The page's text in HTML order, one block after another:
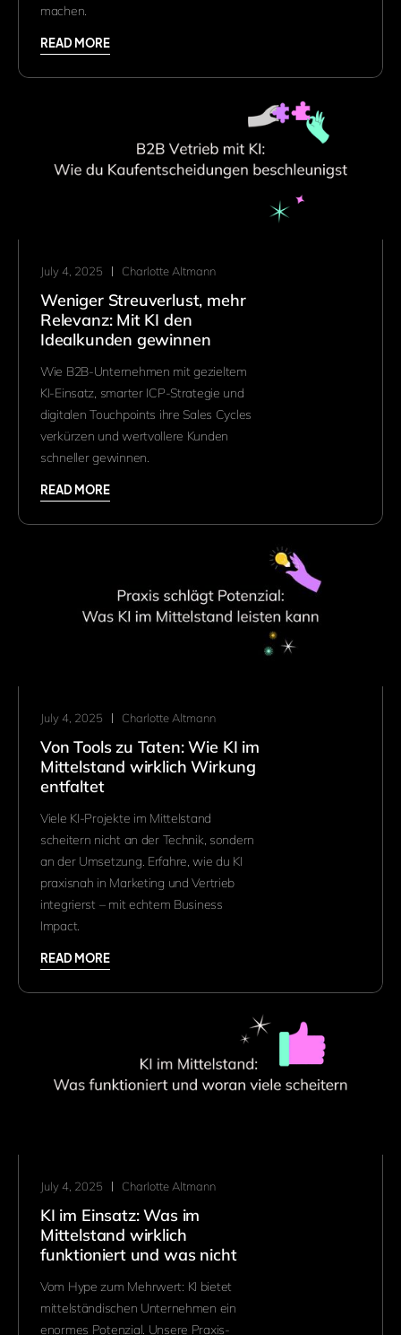
machen.
READ MORE
July 4, 2025 Charlotte Altmann
Weniger Streuverlust, mehr
Relevanz: Mit KI den
Idealkunden gewinnen
Wie B2B-Unternehmen mit gezieltem
KI-Einsatz, smarter ICP-Strategie und
digitalen Touchpoints ihre Sales Cycles
verkürzen und wertvollere Kunden
schneller gewinnen.
READ MORE
July 4, 2025 Charlotte Altmann
Von Tools zu Taten: Wie KI im
Mittelstand wirklich Wirkung
entfaltet
Viele KI-Projekte im Mittelstand
scheitern nicht an der Technik, sondern
an der Umsetzung. Erfahre, wie du KI
praxisnah in Marketing und Vertrieb
integrierst – mit echtem Business
Impact.
READ MORE
July 4, 2025 Charlotte Altmann
KI im Einsatz: Was im
Mittelstand wirklich
funktioniert und was nicht
Vom Hype zum Mehrwert: KI bietet
mittelständischen Unternehmen ein
enormes Potenzial. Unsere Praxis-